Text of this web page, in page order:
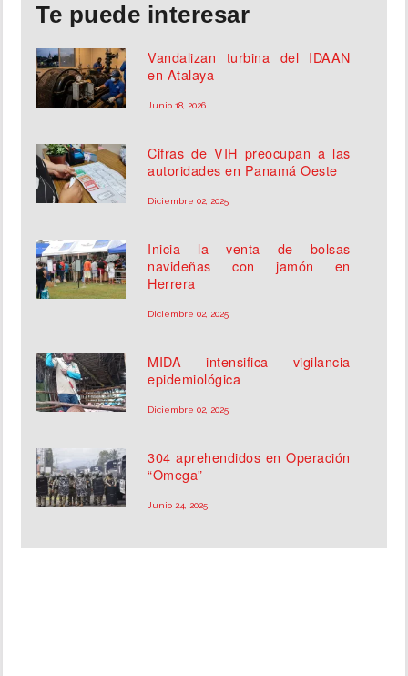
Te puede interesar
Vandalizan turbina del IDAAN
en Atalaya
Junio 18, 2026
Cifras de VIH preocupan a las
autoridades en Panamá Oeste
Diciembre 02, 2025
Inicia la venta de bolsas
navideñas con jamón en
Herrera
Diciembre 02, 2025
MIDA intensifica vigilancia
epidemiológica
Diciembre 02, 2025
304 aprehendidos en Operación
“Omega”
Junio 24, 2025